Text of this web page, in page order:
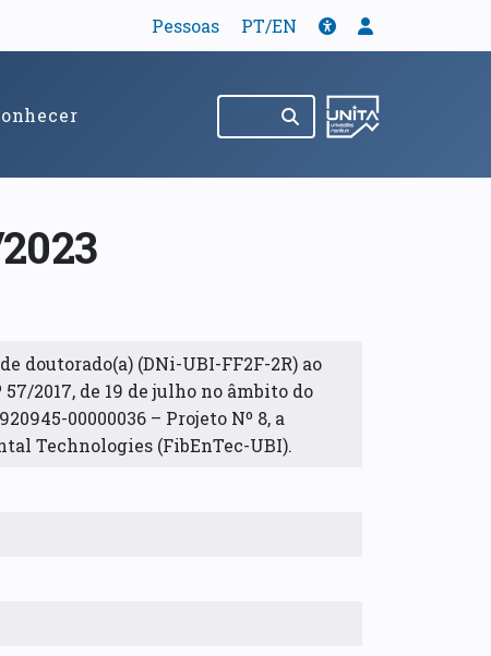
Pessoas PT/EN Tradução
Acessibilidade
Pesquisar no site (abre em
doutorado(a) (DNi-UBI-FF2F-2R) ao
2017, de 19 de julho no âmbito do
00000036 – Projeto Nº 8, a
Technologies (FibEnTec-UBI).